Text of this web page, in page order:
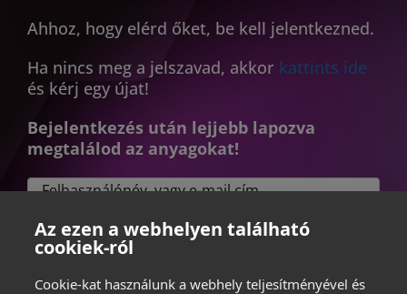
Ahhoz, hogy elérd őket, be kell jelentkezned.
Ha nincs meg a jelszavad, akkor kattints ide
és kérj egy újat!
Bejelentkezés után lejjebb lapozva
megtalálod az anyagokat!
BEJELENTKEZÉS
Az ezen a webhelyen található
cookiek-ról
Cookie-kat használunk a webhely teljesítményével és